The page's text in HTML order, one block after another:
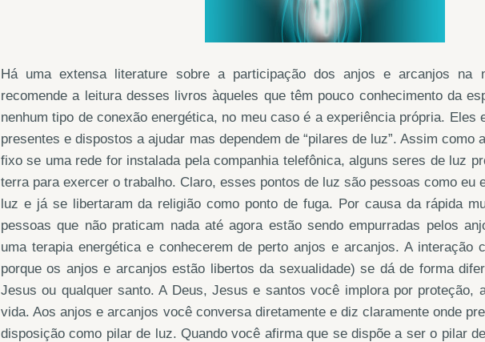
Há uma extensa literature sobre a participação dos anjos e arcanjos na
recomende a leitura desses livros àqueles que têm pouco conhecimento da
nenhum tipo de conexão energética, no meu caso é a experiência própria. Eles
presentes e dispostos a ajudar mas dependem de “pilares de luz”. Assim como
fixo se uma rede for instalada pela companhia telefônica, alguns seres de luz
terra para exercer o trabalho. Claro, esses pontos de luz são pessoas como eu
luz e já se libertaram da religião como ponto de fuga. Por causa da rápida
pessoas que não praticam nada até agora estão sendo empurradas pelos
uma terapia energética e conhecerem de perto anjos e arcanjos. A interação
porque os anjos e arcanjos estão libertos da sexualidade) se dá de forma
Jesus ou qualquer santo. A Deus, Jesus e santos você implora por proteção,
vida. Aos anjos e arcanjos você conversa diretamente e diz claramente onde
disposição como pilar de luz. Quando você afirma que se dispõe a ser o pilar